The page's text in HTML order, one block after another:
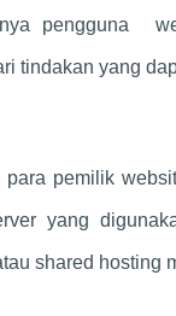
pengguna
tindakan yang
pemilik
yang
shared hosting